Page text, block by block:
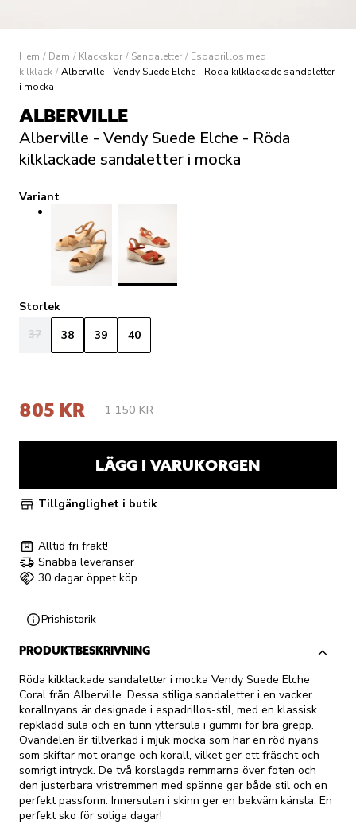
Hem / Dam / Klackskor / Sandaletter / Espadrillos med
kilklack / Alberville - Vendy Suede Elche - Röda kilklackade sandaletter
i mocka
ALBERVILLE
Alberville - Vendy Suede Elche - Röda
kilklackade sandaletter i mocka
Variant
Storlek
37
38 39 40
805 KR 1 150 KR
LÄGG I VARUKORGEN
Tillgänglighet i butik
Alltid fri frakt!
Snabba leveranser
30 dagar öppet köp
Prishistorik
PRODUKTBESKRIVNING
Röda kilklackade sandaletter i mocka Vendy Suede Elche
Coral från Alberville. Dessa stiliga sandaletter i en vacker
korallnyans är designade i espadrillos-stil, med en klassisk
repklädd sula och en tunn yttersula i gummi för bra grepp.
Ovandelen är tillverkad i mjuk mocka som har en röd nyans
som skiftar mot orange och korall, vilket ger ett fräscht och
somrigt intryck. De två korslagda remmarna över foten och
den justerbara vristremmen med spänne ger både stil och en
perfekt passform. Innersulan i skinn ger en bekväm känsla. En
perfekt sko för soliga dagar!